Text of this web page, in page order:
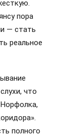
пора
— стать
реальное
что
полного